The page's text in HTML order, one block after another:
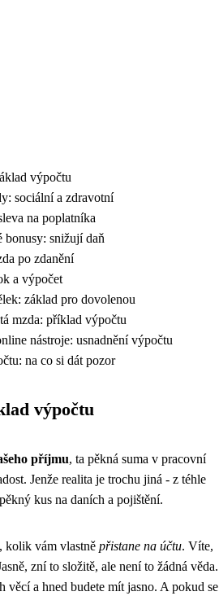
výpočtu
sociální a zdravotní
na poplatníka
bonusy: snižují daň
po zdanění
a výpočet
základ pro dovolenou
mzda: příklad výpočtu
nástroje: usnadnění výpočtu
na co si dát pozor
výpočtu
příjmu, ta pěkná suma v pracovní
Jenže realita je trochu jiná - z téhle
kus na daních a pojištění.
kolik vám vlastně přistane na účtu. Víte,
zní to složitě, ale není to žádná věda.
věcí a hned budete mít jasno. A pokud se